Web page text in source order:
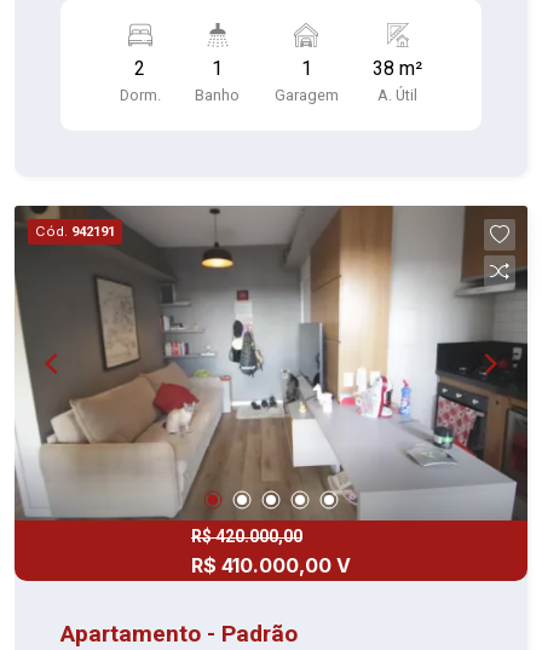
2
Dorm.
1
Banho
1
Garagem
38 m²
A. Útil
Cód. 942191
R$ 420.000,00
R$ 410.000,00 V
Apartamento - Padrão